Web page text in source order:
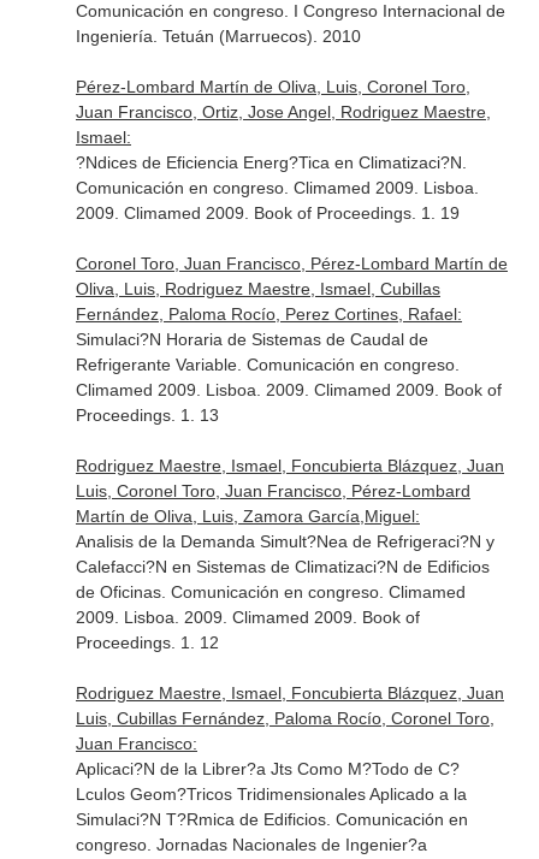
Comunicación en congreso. I Congreso Internacional de
Ingeniería. Tetuán (Marruecos). 2010
Pérez-Lombard Martín de Oliva, Luis, Coronel Toro,
Juan Francisco, Ortiz, Jose Angel, Rodriguez Maestre,
Ismael:
?Ndices de Eficiencia Energ?Tica en Climatizaci?N.
Comunicación en congreso. Climamed 2009. Lisboa.
2009. Climamed 2009. Book of Proceedings. 1. 19
Coronel Toro, Juan Francisco, Pérez-Lombard Martín de
Oliva, Luis, Rodriguez Maestre, Ismael, Cubillas
Fernández, Paloma Rocío, Perez Cortines, Rafael:
Simulaci?N Horaria de Sistemas de Caudal de
Refrigerante Variable. Comunicación en congreso.
Climamed 2009. Lisboa. 2009. Climamed 2009. Book of
Proceedings. 1. 13
Rodriguez Maestre, Ismael, Foncubierta Blázquez, Juan
Luis, Coronel Toro, Juan Francisco, Pérez-Lombard
Martín de Oliva, Luis, Zamora García,Miguel:
Analisis de la Demanda Simult?Nea de Refrigeraci?N y
Calefacci?N en Sistemas de Climatizaci?N de Edificios
de Oficinas. Comunicación en congreso. Climamed
2009. Lisboa. 2009. Climamed 2009. Book of
Proceedings. 1. 12
Rodriguez Maestre, Ismael, Foncubierta Blázquez, Juan
Luis, Cubillas Fernández, Paloma Rocío, Coronel Toro,
Juan Francisco:
Aplicaci?N de la Librer?a Jts Como M?Todo de C?
Lculos Geom?Tricos Tridimensionales Aplicado a la
Simulaci?N T?Rmica de Edificios. Comunicación en
congreso. Jornadas Nacionales de Ingenier?a